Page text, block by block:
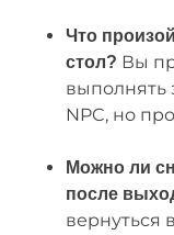
Что
стол? Вы
выполнять
NPC, но
Можно ли
после
вернуться